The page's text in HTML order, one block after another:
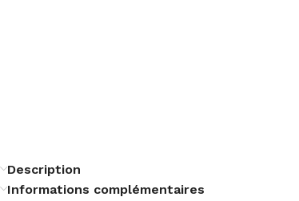
Description
Informations complémentaires